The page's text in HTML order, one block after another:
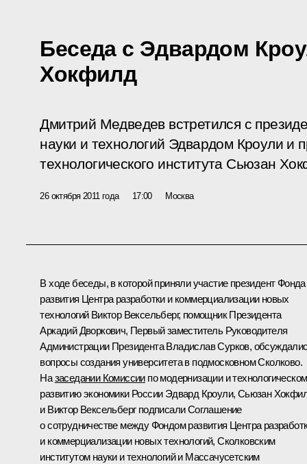
Беседа с Эдвардом
Хокфилд
Дмитрий Медведев встретился с
науки и технологий Эдвардом Кроули и
технологического института Сьюзан
26 октября 2011 года 17:00 Москва
В ходе беседы, в которой приняли участие президент Фонда
развития Центра разработки и коммерциализации новых
технологий Виктор Вексельберг, помощник Президента
Аркадий Дворкович, Первый заместитель Руководителя
Администрации ПрезидентаВладислав Сурков,
вопросы создания университета в подмосковном Сколково.
Назаседании Комиссиипо модернизации и
развитию экономики России Эдвард Кроули, Сьюзан
и Виктор Вексельберг подписали Соглашение
о сотрудничестве между Фондом развития Центра
и коммерциализации новых технологий, Сколковским
институтом науки и технологий и Массачусетским